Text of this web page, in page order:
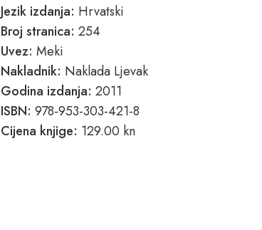
Jezik izdanja: Hrvatski
Broj stranica: 254
Uvez: Meki
Nakladnik: Naklada Ljevak
Godina izdanja: 2011
ISBN: 978-953-303-421-8
Cijena knjige: 129.00 kn